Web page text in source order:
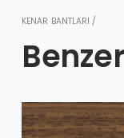
KENAR BANTLARI /